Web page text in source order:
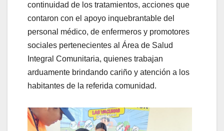
continuidad de los tratamientos, acciones que
contaron con el apoyo inquebrantable del
personal médico, de enfermeros y promotores
sociales pertenecientes al Área de Salud
Integral Comunitaria, quienes trabajan
arduamente brindando cariño y atención a los
habitantes de la referida comunidad.